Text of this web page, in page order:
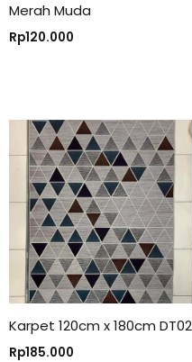
Merah Muda
Rp120.000
Karpet 120cm x 180cm DT02
Rp185.000